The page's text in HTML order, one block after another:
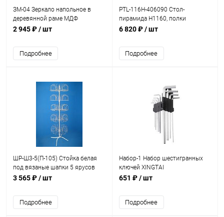
ЗМ-04 Зеркало напольное в
деревянной раме МДФ
505*1480 мм
2 945 ₽/ шт
Подробнее
PTL-116Н-406090 Стол-
пирамида Н1160, полки
400х400, 600х600, 900х900,
6 820 ₽/ шт
Подробнее
ШР-Ш3-5(П-105) Стойка белая
под вязаные шапки 5 ярусов
"Гвоздика" на 105 мест Н=180
3 565 ₽/ шт
Подробнее
Набор-1 Набор шестигранных
ключей XINGTAI
651 ₽/ шт
Подробнее